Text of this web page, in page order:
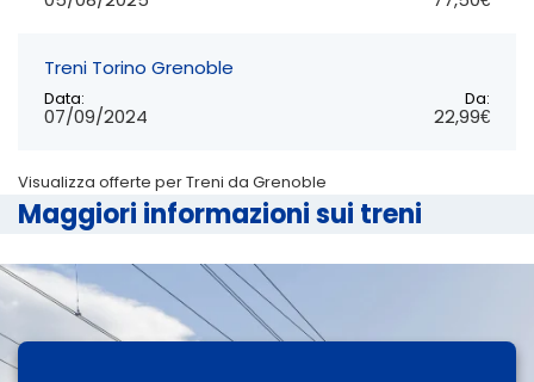
Treni Torino Grenoble
Data:
07/09/2024
Da:
22,99€
Visualizza offerte per Treni da Grenoble
Maggiori informazioni sui treni